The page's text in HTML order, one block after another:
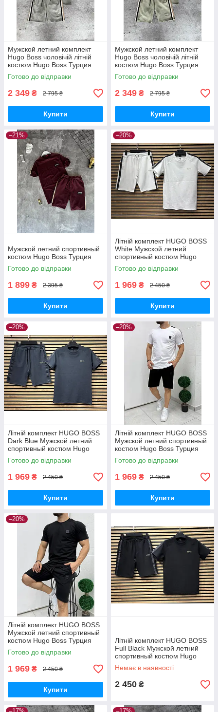
Мужской летний комплект
Hugo Boss чоловічій літній
костюм Hugo Boss Турция
Готово до відправки
2 349 ₴ 2 795 ₴
Купити
Мужской летний комплект
Hugo Boss чоловічій літній
костюм Hugo Boss Турция
Готово до відправки
2 349 ₴ 2 795 ₴
Купити
–21%
Мужской летний спортивный
костюм Hugo Boss Турция
Готово до відправки
1 899 ₴ 2 395 ₴
Купити
–20%
Літній комплект HUGO BOSS
White Мужской летний
спортивный костюм Hugo
Boss Турция
Готово до відправки
1 969 ₴ 2 450 ₴
Купити
–20%
Літній комплект HUGO BOSS
Dark Blue Мужской летний
спортивный костюм Hugo
Boss Турция
Готово до відправки
1 969 ₴ 2 450 ₴
Купити
–20%
Літній комплект HUGO BOSS
Мужской летний спортивный
костюм Hugo Boss Турция
Готово до відправки
1 969 ₴ 2 450 ₴
Купити
–20%
Літній комплект HUGO BOSS
Мужской летний спортивный
костюм Hugo Boss Турция
Готово до відправки
1 969 ₴ 2 450 ₴
Купити
Літній комплект HUGO BOSS
Full Black Мужской летний
спортивный костюм Hugo
Boss Турция
Немає в наявності
2 450 ₴